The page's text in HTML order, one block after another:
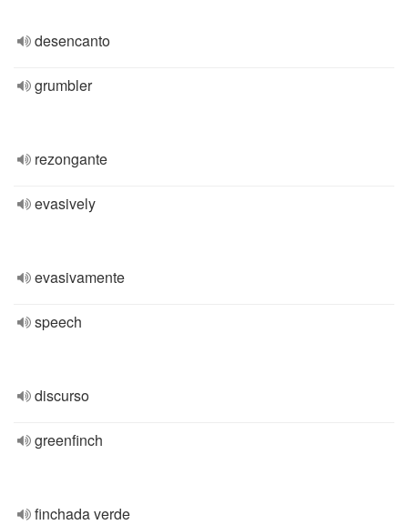
desencanto
grumbler
rezongante
evasively
evasivamente
speech
discurso
greenfinch
finchada verde